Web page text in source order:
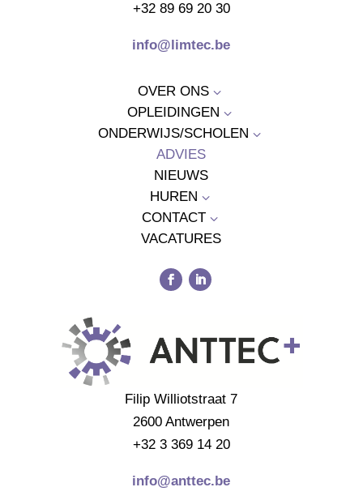
+32 89 69 20 30
info@limtec.be
OVER ONS 3
OPLEIDINGEN 3
ONDERWIJS/SCHOLEN 3
ADVIES
NIEUWS
HUREN 3
CONTACT3
VACATURES
Filip Williotstraat 7
2600 Antwerpen
+32 3 369 14 20
info@anttec.be